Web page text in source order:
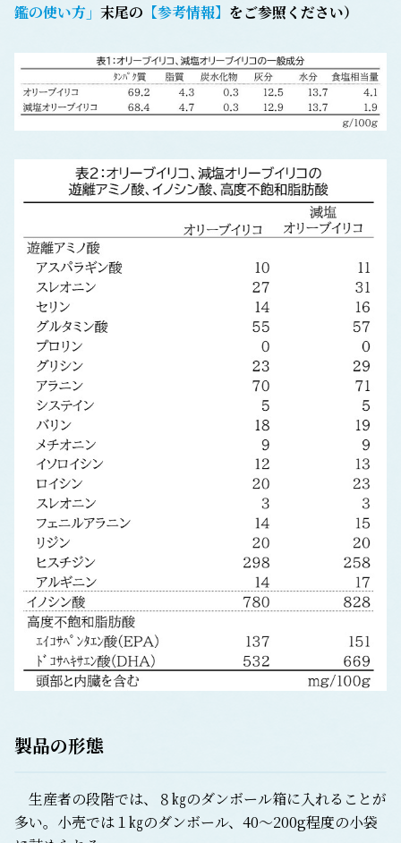
鑑の使い方」 末尾の 【参考情報】 をご参照ください）
製品の形態
生産者の段階では、８㎏のダンボール箱に入れることが
多い。小売では１㎏のダンボール、40～200g程度の小袋